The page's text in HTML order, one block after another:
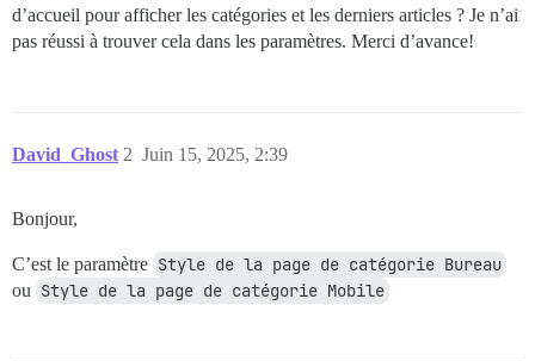
d’accueil pour afficher les catégories et les derniers articles ? Je n’ai
pas réussi à trouver cela dans les paramètres. Merci d’avance!
David_Ghost Juin 15, 2025, 2:39
2
Bonjour,
C’est le paramètre Style de la page de catégorie Bureau
ou Style de la page de catégorie Mobile